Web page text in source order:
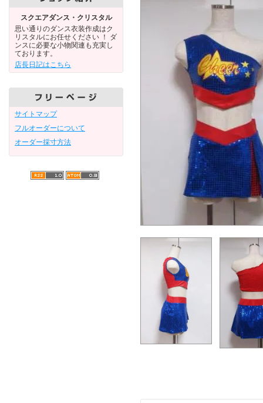
スクエアダンス・クリスタル
思い通りのダンス衣装作成はク
リスタルにお任せください ！ ダ
ンスに必要な小物関連も充実し
ております。
店長日記はこちら
サイトマップ
フルオーダーについて
オーダー採寸方法